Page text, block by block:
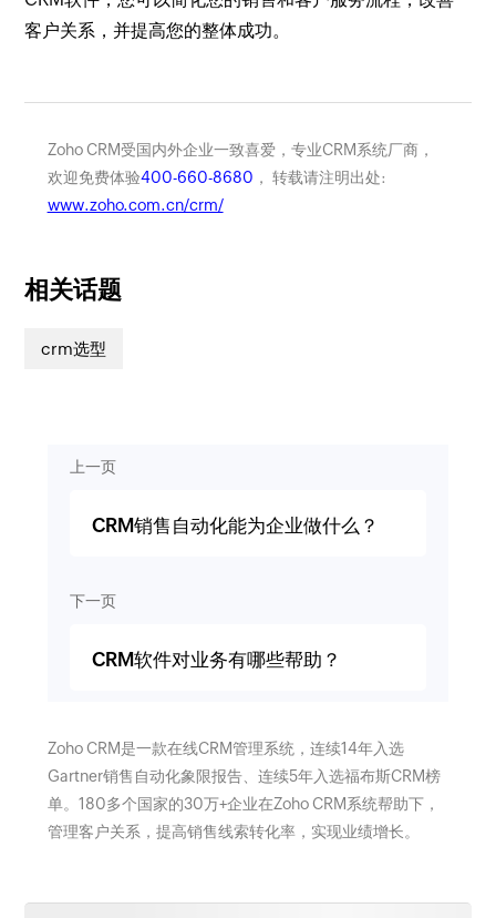
客户关系，并提高您的整体成功。
Zoho CRM受国内外企业一致喜爱，专业CRM系统厂商，
欢迎免费体验400-660-8680 ， 转载请注明出处:
www.zoho.com.cn/crm/
相关话题
crm选型
上一页
CRM销售自动化能为企业做什么？
下一页
CRM软件对业务有哪些帮助？
Zoho CRM是一款在线CRM管理系统，连续14年入选
Gartner销售自动化象限报告、连续5年入选福布斯CRM榜
单。180多个国家的30万+企业在Zoho CRM系统帮助下，
管理客户关系，提高销售线索转化率，实现业绩增长。